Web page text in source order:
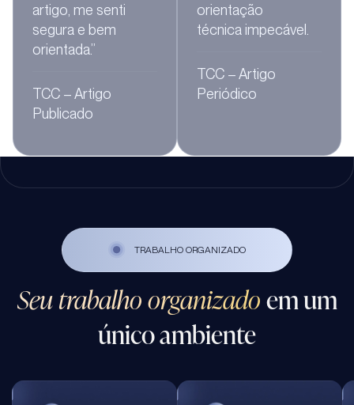
artigo, me senti
segura e bem
orientada.”
TCC – Artigo
Publicado
orientação
técnica impecável.
TCC – Artigo
Periódico
TRABALHO ORGANIZADO
Seu trabalho organizadoem um
único ambiente